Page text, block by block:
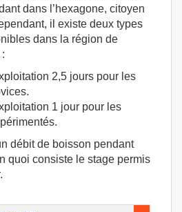
dans l’hexagone, citoyen
il existe deux types
dans la région de
2,5 jours pour les
1 jour pour les
débit de boisson pendant
quoi consiste le stage permis